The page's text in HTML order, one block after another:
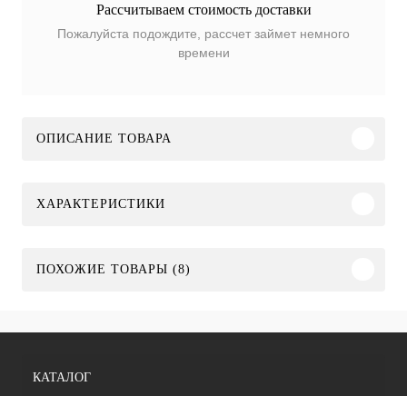
Рассчитываем стоимость доставки
Пожалуйста подождите, рассчет займет немного
времени
ОПИСАНИЕ ТОВАРА
ХАРАКТЕРИСТИКИ
ПОХОЖИЕ ТОВАРЫ (8)
КАТАЛОГ